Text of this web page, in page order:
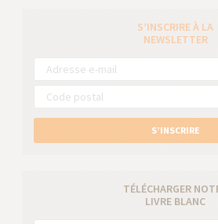
S’INSCRIRE À LA
NEWSLETTER
S’INSCRIRE
TÉLÉCHARGER
LIVRE BLANC